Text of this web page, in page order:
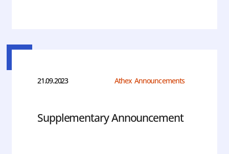
21.09.2023 Athex Announcements
Supplementary Announcement